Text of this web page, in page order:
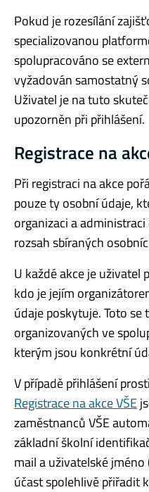
Pokud je rozesílání
specializovanou
spolupracováno se
vyžadován samostatný
Uživatel je na tuto
upozorněn při přihlášení.
Registrace na
Při registraci na akce
pouze ty osobní údaje,
organizaci a
rozsah sbíraných
U každé akce je
kdo je jejím
údaje poskytuje. Toto se
organizovaných ve
kterým jsou konkrétní
V případě přihlášení
Registrace na akce VŠE
zaměstnanců VŠE
základní školní
mail a uživatelské
účast spolehlivě přiřadit